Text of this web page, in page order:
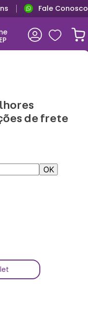
Fale Conosco
de frete
OK
coracao-